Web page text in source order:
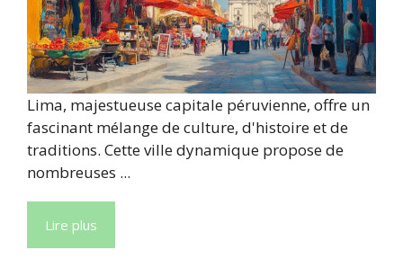
Lima, majestueuse capitale péruvienne, offre un
fascinant mélange de culture, d'histoire et de
traditions. Cette ville dynamique propose de
nombreuses ...
Lire plus